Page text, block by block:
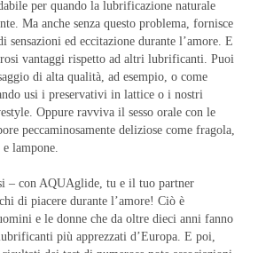
per quando la lubrificazione naturale
Ma anche senza questo problema, fornisce
sensazioni ed eccitazione durante l’amore. E
vantaggi rispetto ad altri lubrificanti. Puoi
di alta qualità, ad esempio, o come
usi i preservativi in lattice o i nostri
Oppure ravviva il sesso orale con le
peccaminosamente deliziose come fragola,
lampone.
– con AQUAglide, tu e il tuo partner
di piacere durante l’amore! Ciò è
e le donne che da oltre dieci anni fanno
più apprezzati d’Europa. E poi,